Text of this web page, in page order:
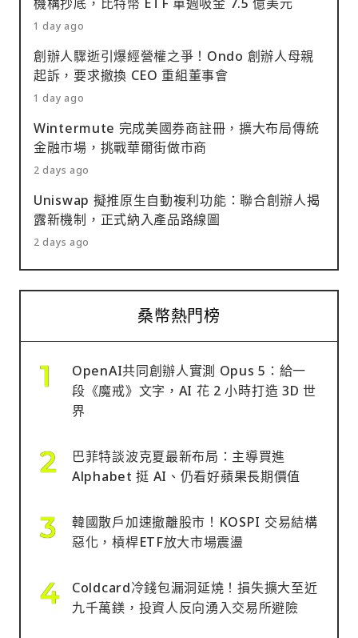
機構抄底，比特幣 ETF 單週吸金 7.5 億美元
1 day ago
創辦人驟逝引爆經營權之爭！Ondo 創辦人母親
起訴，要求撤換 CEO 重組董事會
1 day ago
Wintermute 完成美國券商註冊，擴大布局傳統
金融市場，挑戰華爾街做市商
2 days ago
Uniswap 擬推原生自動複利功能：聯合創辦人揭
露新機制，正式納入產品路線圖
2 days ago
桑幣熱門榜
OpenAI共同創辦人實測 Opus 5：給一
段《魔戒》文字，AI 花 2 小時打造 3D 世
界
巴菲特談波克夏最新布局：主導買進
Alphabet 挺 AI、仍看好蘋果長期價值
韓國散戶加速撤離股市！KOSPI 交易結構
惡化，槓桿ETF放大市場震盪
Coldcard冷錢包漏洞延燒！損失擴大至近
九千萬鎂，投資人反向湧入交易所避險